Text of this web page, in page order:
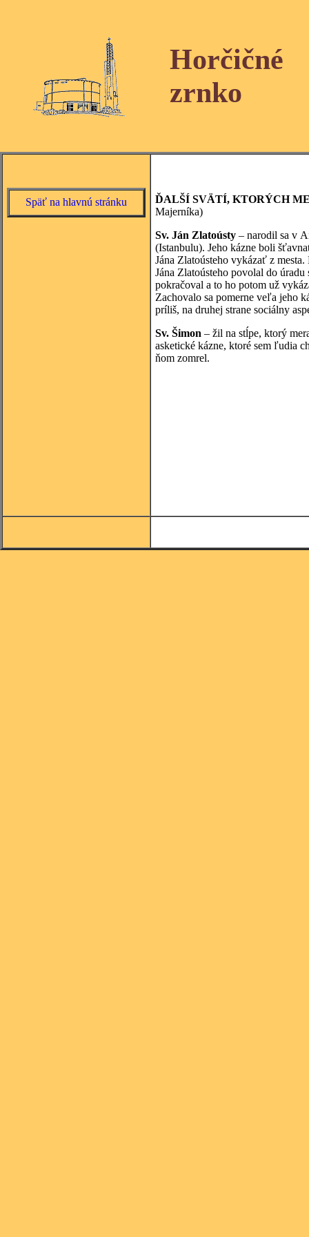
Horčičné
zrnko
Späť na hlavnú stránku
ĎALŠÍ SVÄTÍ, KTORÝCH
Majerníka)
Sv. Ján Zlatoústy – narodil sa v
(Istanbulu). Jeho kázne boli
Jána Zlatoústeho vykázať z
Jána Zlatoústeho povolal do
pokračoval a to ho potom už
Zachovalo sa pomerne veľa jeho
príliš, na druhej strane sociálny
Sv. Šimon – žil na stĺpe, ktorý
asketické kázne, ktoré sem ľudia
ňom zomrel.